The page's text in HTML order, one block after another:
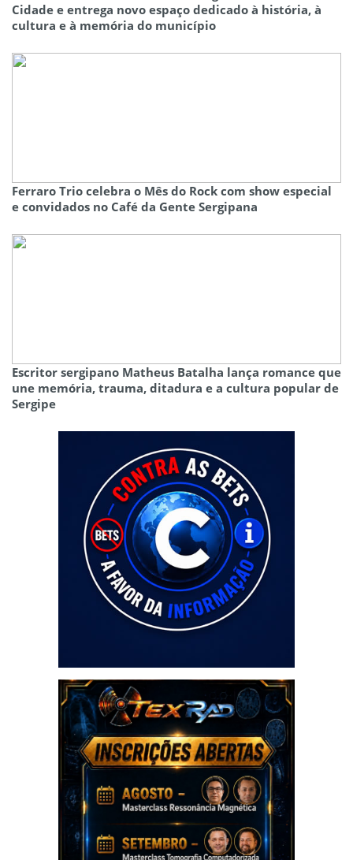
Cidade e entrega novo espaço dedicado à história, à
cultura e à memória do município
Ferraro Trio celebra o Mês do Rock com show especial
e convidados no Café da Gente Sergipana
Escritor sergipano Matheus Batalha lança romance que
une memória, trauma, ditadura e a cultura popular de
Sergipe